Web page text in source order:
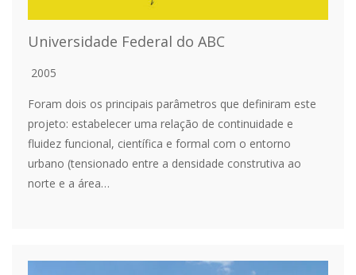
Universidade Federal do ABC
2005
Foram dois os principais parâmetros que definiram este
projeto: estabelecer uma relação de continuidade e
fluidez funcional, científica e formal com o entorno
urbano (tensionado entre a densidade construtiva ao
norte e a área…